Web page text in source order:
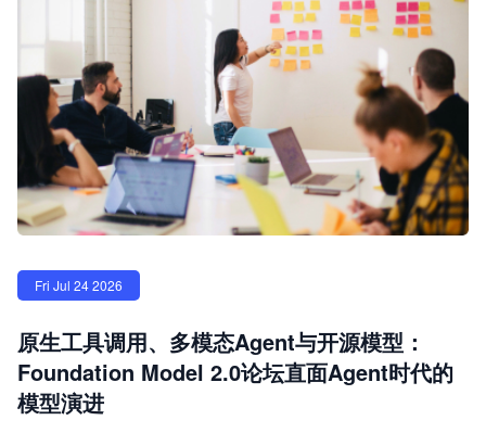
Fri Jul 24 2026
原生工具调用、多模态Agent与开源模型：
Foundation Model 2.0论坛直面Agent时代的
模型演进